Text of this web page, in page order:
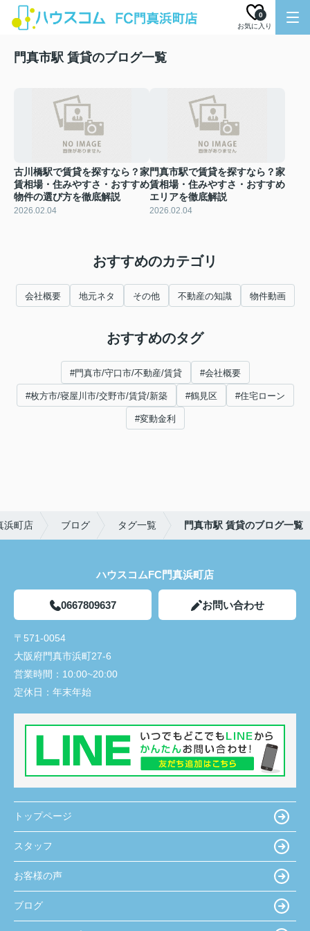
お気に入り
0
門真市駅 賃貸のブログ一覧
古川橋駅で賃貸を探すなら？家
賃相場・住みやすさ・おすすめ
物件の選び方を徹底解説
2026.02.04
門真市駅で賃貸を探すなら？家
賃相場・住みやすさ・おすすめ
エリアを徹底解説
2026.02.04
おすすめのカテゴリ
会社概要 地元ネタ その他 不動産の知識 物件動画
おすすめのタグ
#門真市/守口市/不動産/賃貸 #会社概要
#枚方市/寝屋川市/交野市/賃貸/新築 #鶴見区 #住宅ローン
#変動金利
浜町店 ブログ タグ一覧 門真市駅 賃貸のブログ一覧
ハウスコムFC門真浜町店
0667809637 お問い合わせ
〒571-0054
大阪府門真市浜町27-6
営業時間： 10:00~20:00
定休日： 年末年始
トップページ
スタッフ
お客様の声
ブログ